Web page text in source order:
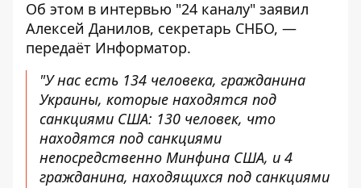
Об этом в интервью "24 каналу" заявил
Алексей Данилов, секретарь СНБО, —
передаёт Информатор.
"У нас есть 134 человека, гражданина
Украины, которые находятся под
санкциями США: 130 человек, что
находятся под санкциями
непосредственно Минфина США, и 4
гражданина, находящихся под санкциями